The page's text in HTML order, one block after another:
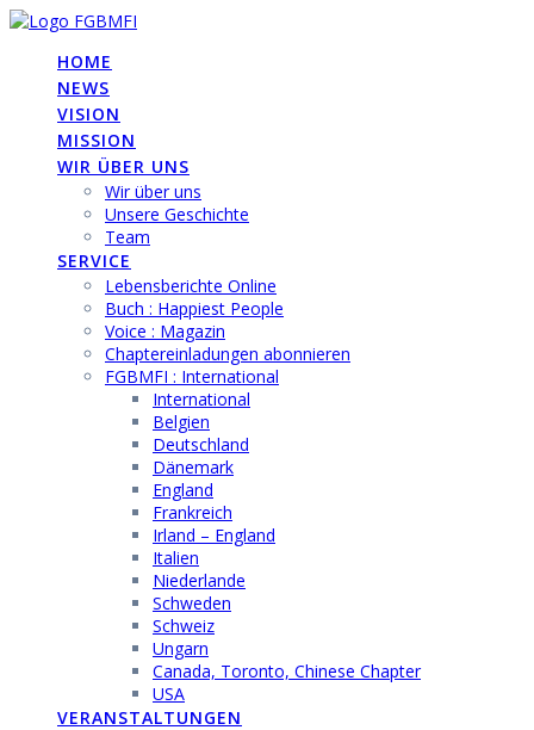
Skip
contentHOME
NEWS
VISION
MISSION
WIR ÜBER UNS
Wir über uns
Unsere Geschichte
Team
SERVICE
Lebensberichte Online
Buch : Happiest People
Voice : Magazin
Chaptereinladungen abonnieren
FGBMFI : International
International
Belgien
Deutschland
Dänemark
England
Frankreich
Irland – England
Italien
Niederlande
Schweden
Schweiz
Ungarn
Canada, Toronto, Chinese Chapter
USA
VERANSTALTUNGEN